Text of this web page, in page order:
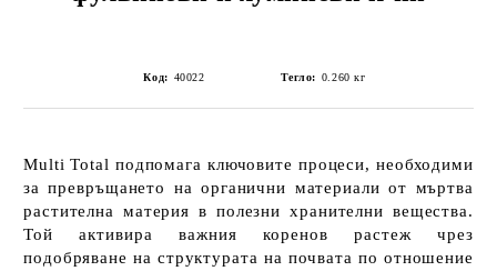
Код: 40022 Тегло: 0.260 кг
Multi Total подпомага ключовите процеси, необходими
за превръщането на органични материали от мъртва
растителна материя в полезни хранителни вещества.
Той активира важния коренов растеж чрез
подобряване на структурата на почвата по отношение